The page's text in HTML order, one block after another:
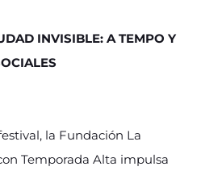
INVISIBLE: A TEMPO Y
la Fundación La
Temporada Alta impulsa